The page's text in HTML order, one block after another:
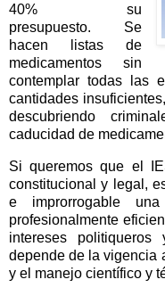
40% su
presupuesto.
Se
hacen listas de
medicamentos sin
contemplar todas las
cantidades
descubriendo
caducidad de
Si queremos que el
constitucional y legal,
e improrrogable
profesionalmente
intereses politiqueros
depende de la vigencia
y el manejo científico y